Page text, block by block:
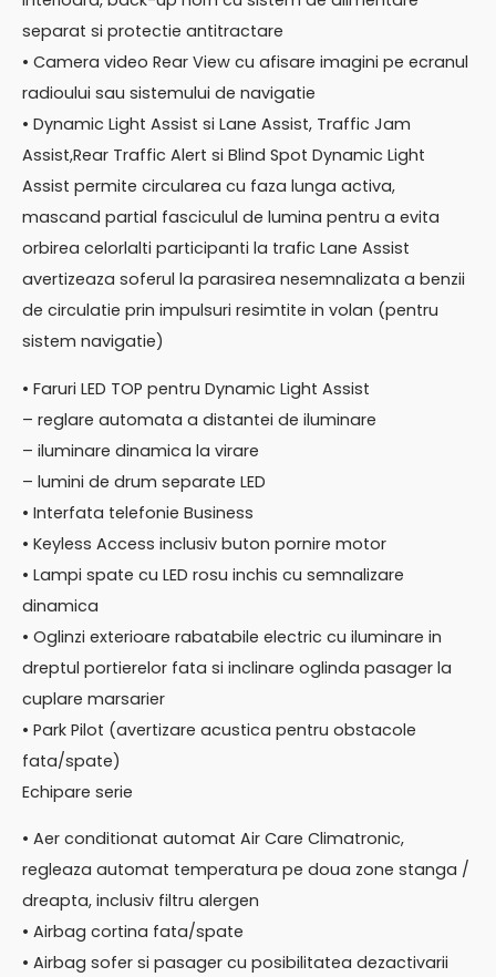
separat si protectie antitractare
• Camera video Rear View cu afisare imagini pe ecranul
radioului sau sistemului de navigatie
• Dynamic Light Assist si Lane Assist, Traffic Jam
Assist,Rear Traffic Alert si Blind Spot Dynamic Light
Assist permite circularea cu faza lunga activa,
mascand partial fasciculul de lumina pentru a evita
orbirea celorlalti participanti la trafic Lane Assist
avertizeaza soferul la parasirea nesemnalizata a benzii
de circulatie prin impulsuri resimtite in volan (pentru
sistem navigatie)
• Faruri LED TOP pentru Dynamic Light Assist
– reglare automata a distantei de iluminare
– iluminare dinamica la virare
– lumini de drum separate LED
• Interfata telefonie Business
• Keyless Access inclusiv buton pornire motor
• Lampi spate cu LED rosu inchis cu semnalizare
dinamica
• Oglinzi exterioare rabatabile electric cu iluminare in
dreptul portierelor fata si inclinare oglinda pasager la
cuplare marsarier
• Park Pilot (avertizare acustica pentru obstacole
fata/spate)
Echipare serie
• Aer conditionat automat Air Care Climatronic,
regleaza automat temperatura pe doua zone stanga /
dreapta, inclusiv filtru alergen
• Airbag cortina fata/spate
• Airbag sofer si pasager cu posibilitatea dezactivarii